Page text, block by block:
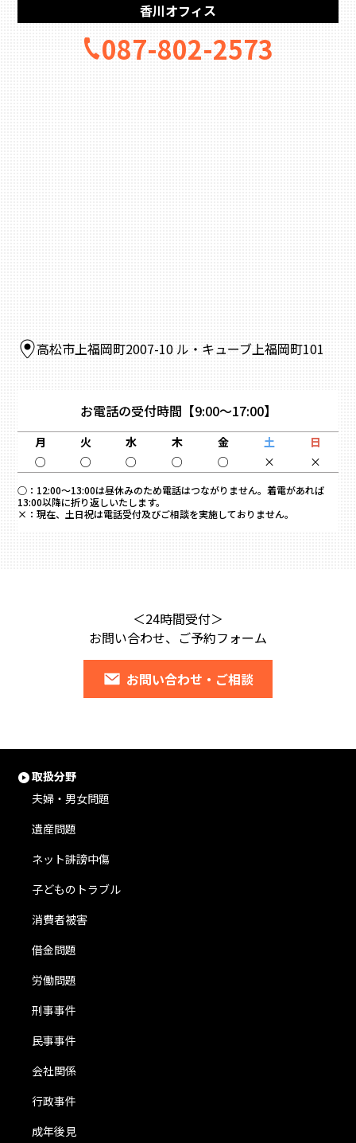
香川オフィス
087-802-2573
高松市上福岡町2007-10 ル・キューブ上福岡町101
お電話の受付時間 【9:00～17:00】
月 火 水 木 金 土
日
○
○ ○ ○ ○ × ×
○： 12:00～13:00は昼休みのため電話はつながりません。着電があれば
13:00以降に折り返しいたします。
×： 現在、土日祝は電話受付及びご相談を実施しておりません。
＜24時間受付＞
お問い合わせ、ご予約フォーム
お問い合わせ・ご相談
取扱分野
夫婦・男女問題
遺産問題
ネット誹謗中傷
子どものトラブル
消費者被害
借金問題
労働問題
刑事事件
民事事件
会社関係
行政事件
成年後見